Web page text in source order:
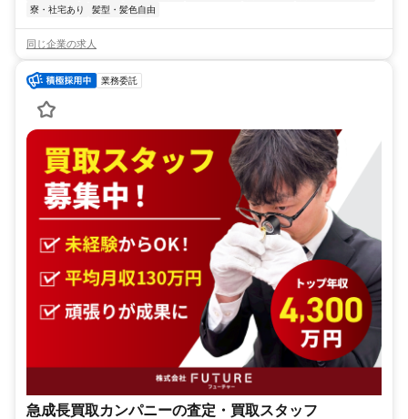
寮・社宅あり
髪型・髪色自由
同じ企業の求人
業務委託
急成長買取カンパニーの査定・買取スタッフ